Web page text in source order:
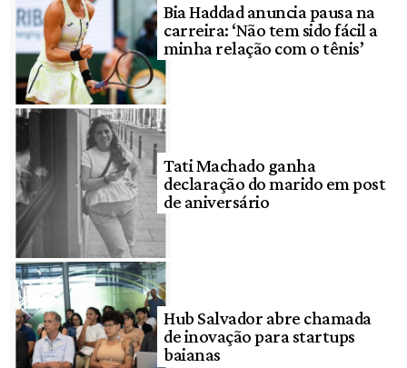
Bia Haddad anuncia pausa na
carreira: ‘Não tem sido fácil a
minha relação com o tênis’
Tati Machado ganha
declaração do marido em post
de aniversário
Hub Salvador abre chamada
de inovação para startups
baianas